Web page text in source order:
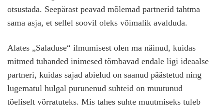
otsustada. Seepärast peavad mõlemad partnerid tahtma
sama asja, et sellel soovil oleks võimalik avalduda.
Alates „Saladuse“ ilmumisest olen ma näinud, kuidas
mitmed tuhanded inimesed tõmbavad endale ligi ideaalse
partneri, kuidas sajad abielud on saanud päästetud ning
lugematul hulgal purunenud suhteid on muutunud
tõeliselt võrratuteks. Mis tahes suhte muutmiseks tuleb